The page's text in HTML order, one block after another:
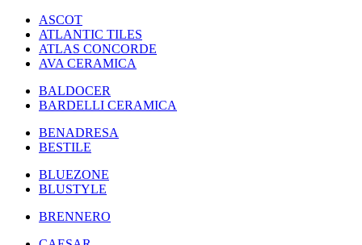
ASCOT
ATLANTIC TILES
ATLAS CONCORDE
AVA CERAMICA
BALDOCER
BARDELLI CERAMICA
BENADRESA
BESTILE
BLUEZONE
BLUSTYLE
BRENNERO